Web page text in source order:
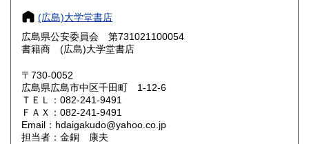
奈良県 950円 和歌山県
岡山県 950円
山口県 950円
(広島)大学堂書店
広島県公安委員会 第731021100054
書籍商 (広島)大学堂書店
〒730-0052
広島県広島市中区千田町 1-12-6
ＴＥＬ：082-241-9491
ＦＡＸ：082-241-9491
Email：hdaigakudo@yahoo.co.jp
担当者：金銅 康夫